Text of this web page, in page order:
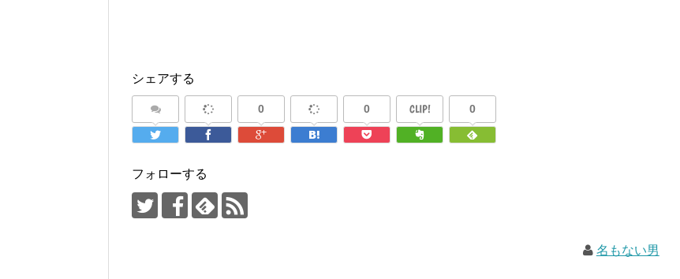
シェアする
0 0 CLIP! 0
フォローする
名もない男